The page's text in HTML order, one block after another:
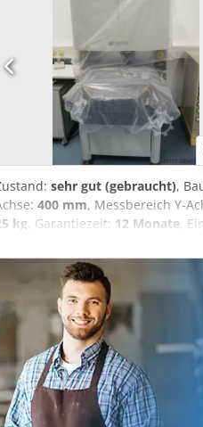
Auswertesoftware (12 Monate
HERSTELLERS (Alle Rechte am
sehr gut (gebraucht),
400 mm, Messbereich Y-
kg, Garantiezeit: 12 Monate,
Beleuchtung,
in
Dienstleistungen Durchgehend
Kamera, Laser und Renishaw
1232x910x1663mm Chodsdyc
U1=1,9 + L/200;
je Achse:
· inkl. Renishaw 6-fach
(Eagle) · inkl. 2-
Inbetriebnahme &